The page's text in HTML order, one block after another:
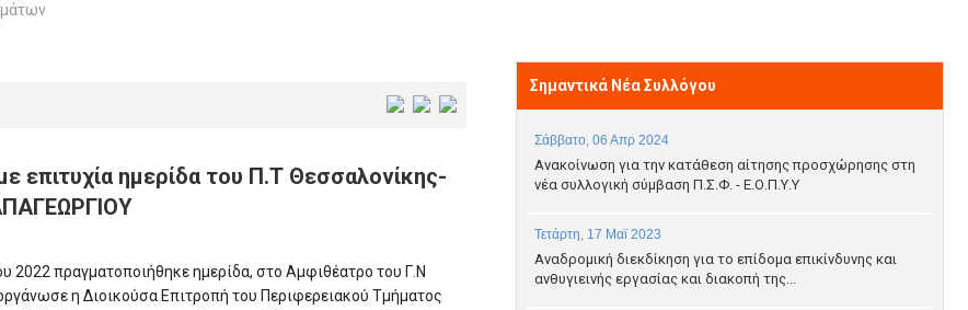
επιτυχία ημερίδα του Π.Τ Θεσσαλονίκης-
2022 πραγματοποιήθηκε ημερίδα, στο Αμφιθέατρο του Γ.Ν
η Διοικούσα Επιτροπή του Περιφερειακού Τμήματος
Σημαντικά Νέα Συλλόγου
Σάββατο, 06 Απρ 2024
Ανακοίνωση για την κατάθεση αίτησης προσχώρησης στη
νέα συλλογική σύμβαση Π.Σ.Φ. - Ε.Ο.Π.Υ.Υ
Τετάρτη, 17 Μαϊ 2023
Αναδρομική διεκδίκηση για το επίδομα επικίνδυνης και
ανθυγιεινής εργασίας και διακοπή της...